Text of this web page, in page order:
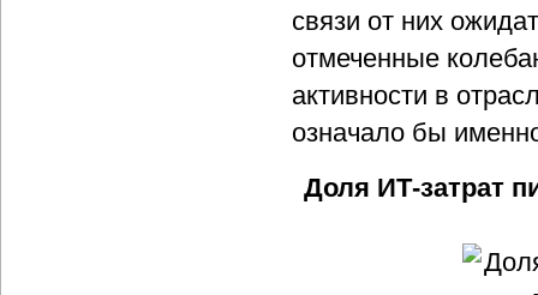
связи от них
отмеченные
активности в
означало бы
Доля ИТ-затрат